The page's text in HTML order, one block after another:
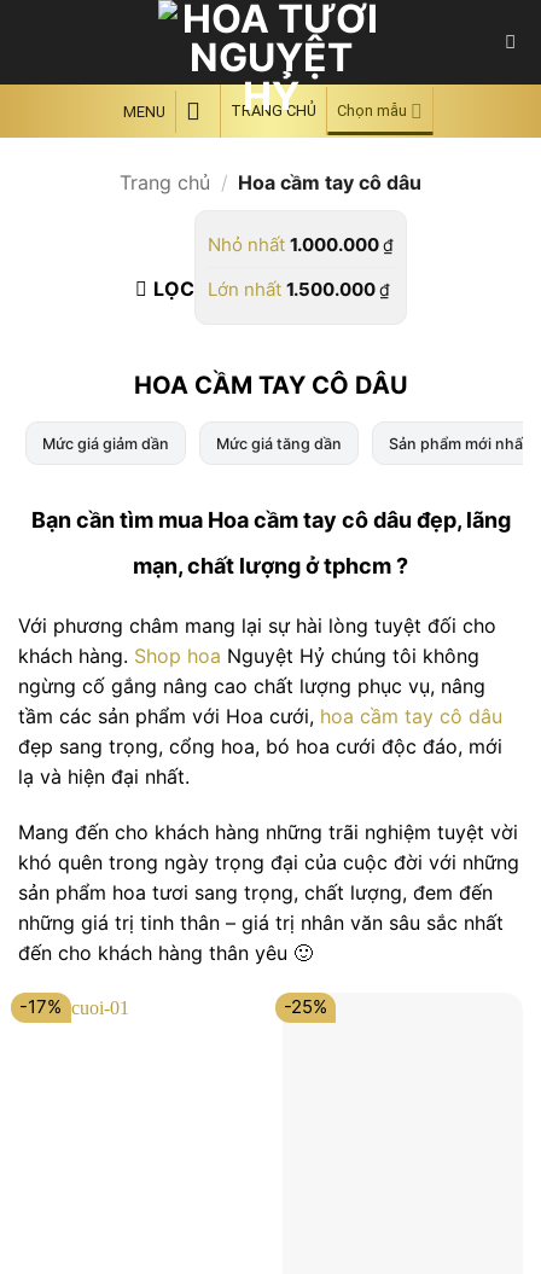
MENU TRANG CHỦ Chọn mẫu
Trang chủ / Hoa cầm tay cô dâu
LỌC
Nhỏ nhất 1.000.000₫
Lớn nhất 1.500.000₫
HOA CẦM TAY CÔ DÂU
Mức giá giảm dần Mức giá tăng dần Sản phẩm mới nhất
Bạn cần tìm mua Hoa cầm tay cô dâu đẹp, lãng
mạn, chất lượng ở tphcm ?
Với phương châm mang lại sự hài lòng tuyệt đối cho
khách hàng. Shop hoa Nguyệt Hỷ chúng tôi không
ngừng cố gắng nâng cao chất lượng phục vụ, nâng
tầm các sản phẩm với Hoa cưới, hoa cầm tay cô dâu
đẹp sang trọng, cổng hoa, bó hoa cưới độc đáo, mới
lạ và hiện đại nhất.
Mang đến cho khách hàng những trãi nghiệm tuyệt vời
khó quên trong ngày trọng đại của cuộc đời với những
sản phẩm hoa tươi sang trọng, chất lượng, đem đến
những giá trị tinh thân – giá trị nhân văn sâu sắc nhất
đến cho khách hàng thân yêu 🙂
-17% -25%